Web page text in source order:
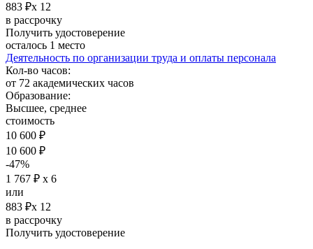
883 ₽х 12
в рассрочку
Получить удостоверение
осталось 1 место
Деятельность по организации труда и оплаты персонала
Кол-во часов:
от 72 академических часов
Образование:
Высшее, среднее
стоимость
10 600 ₽
10 600 ₽
-47%
1 767 ₽ х 6
или
883 ₽х 12
в рассрочку
Получить удостоверение